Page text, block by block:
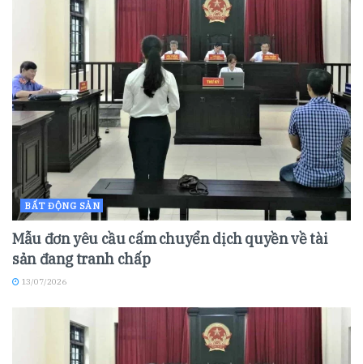
BẤT ĐỘNG SẢN
Mẫu đơn yêu cầu cấm chuyển dịch quyền về tài
sản đang tranh chấp
13/07/2026